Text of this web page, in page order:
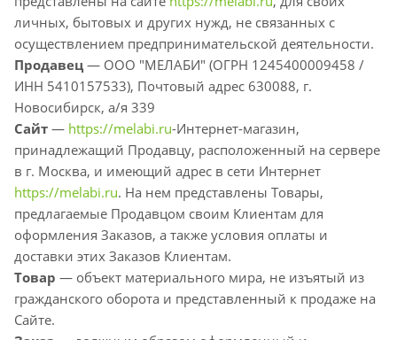
личных, бытовых и других нужд, не связанных с
осуществлением предпринимательской деятельности.
Продавец — ООО "МЕЛАБИ" (ОГРН 1245400009458 /
ИНН 5410157533), Почтовый адрес 630088, г.
Новосибирск, а/я 339
Сайт — https://melabi.ru-Интернет-магазин,
принадлежащий Продавцу, расположенный на сервере
в г. Москва, и имеющий адрес в сети Интернет
https://melabi.ru. На нем представлены Товары,
предлагаемые Продавцом своим Клиентам для
оформления Заказов, а также условия оплаты и
доставки этих Заказов Клиентам.
Товар — объект материального мира, не изъятый из
гражданского оборота и представленный к продаже на
Сайте.